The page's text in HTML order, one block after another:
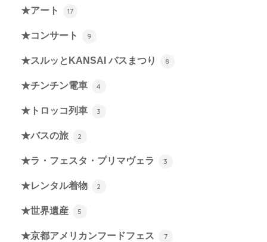
★アート 17
★コンサート 9
★スルッとKANSAI バスまつり 8
★チンチン電車 4
★トロッコ列車 3
★バスの旅 2
★ラ・フェスタ・プリマヴェラ 3
★レンタル着物 2
★世界遺産 5
★京都アメリカンフードフェス 7